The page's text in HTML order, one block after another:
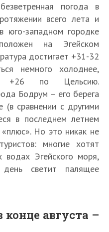
погода в
всего лета и
юго-западном городке
на Эгейском
достигает +31-32
немного холоднее,
+26 по Цельсию.
Бодрум – его берега
сравнении с другими
в последнем летнем
Но это никак не
многие хотят
водах Эгейского моря,
светит палящее
августа –